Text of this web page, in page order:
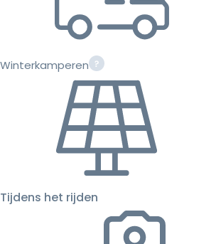
Winterkamperen
Tijdens het rijden